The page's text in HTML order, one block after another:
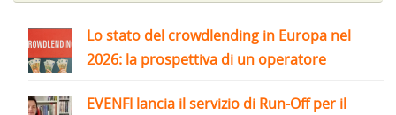
Lo stato del crowdlending in Europa nel
2026: la prospettiva di un operatore
EVENFI lancia il servizio di Run-Off per il